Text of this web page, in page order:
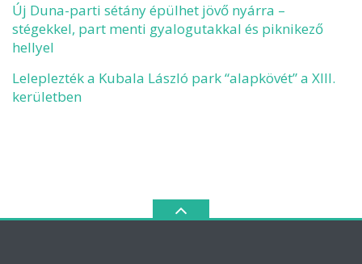
Új Duna-parti sétány épülhet jövő nyárra –
stégekkel, part menti gyalogutakkal és piknikező
hellyel
Leleplezték a Kubala László park “alapkövét” a XIII.
kerületben